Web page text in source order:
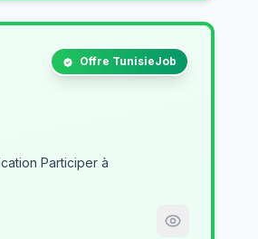
Offre TunisieJob
Participer à